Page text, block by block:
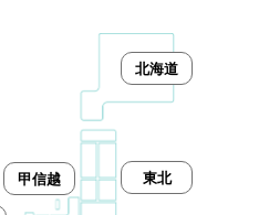
北海道
東北
甲信越